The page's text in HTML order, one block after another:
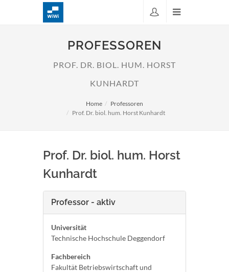
PROFESSOREN
PROF. DR. BIOL. HUM. HORST
KUNHARDT
Home
Professoren
Prof. Dr. biol. hum. Horst Kunhardt
Prof. Dr. biol. hum. Horst
Kunhardt
Professor - aktiv
Universität
Technische Hochschule Deggendorf
Fachbereich
Fakultät Betriebswirtschaft und